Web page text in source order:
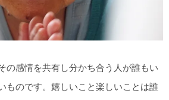
の感情を共有し分かち合う人が誰もい
ものです。嬉しいこと楽しいことは誰